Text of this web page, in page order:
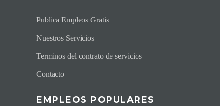
Publica Empleos Gratis
Nuestros Servicios
Terminos del contrato de servicios
Contacto
EMPLEOS POPULARES